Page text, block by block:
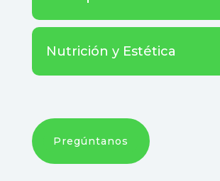
Nutrición y Estética
Pregúntanos